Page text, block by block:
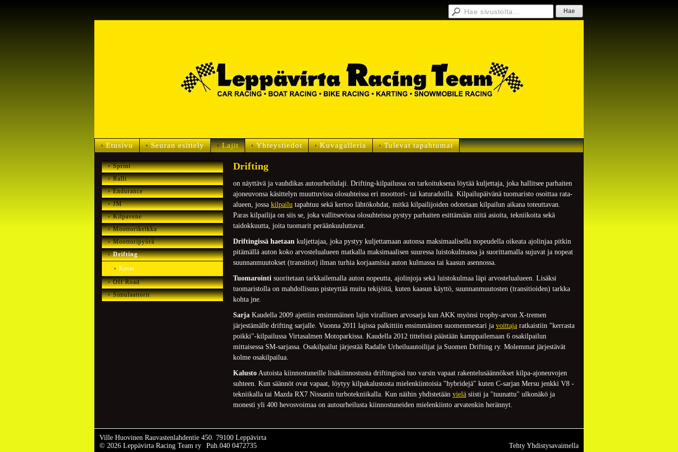
Etusivu Seuran esittely Lajit Yhteystiedot Kuvagalleria Tulevat tapahtumat
Drifting
on näyttävä ja vauhdikas autourheilulaji. Drifting-kilpailussa on tarkoituksena löytää kuljettaja, joka hallitsee parhaiten
ajoneuvonsa käsittelyn muuttuvissa olosuhteissa eri moottori- tai katuradoilla. Kilpailupäivänä tuomaristo osoittaa rata-
alueen, jossa kilpailu tapahtuu sekä kertoo lähtökohdat, mitkä kilpailijoiden odotetaan kilpailun aikana toteuttavan.
Paras kilpailija on siis se, joka vallitsevissa olosuhteissa pystyy parhaiten esittämään niitä asioita, tekniikoita sekä
taidokkuutta, joita tuomarit peräänkuuluttavat.
Driftingissä haetaan kuljettajaa, joka pystyy kuljettamaan autonsa maksimaalisella nopeudella oikeata ajolinjaa pitkin
pitämällä auton koko arvostelualueen matkalla maksimaalisen suuressa luistokulmassa ja suorittamalla sujuvat ja nopeat
suunnanmuutokset (transitiot) ilman turhia korjaamisia auton kulmassa tai kaasun asennossa.
Tuomarointi suoritetaan tarkkailemalla auton nopeutta, ajolinjoja sekä luistokulmaa läpi arvostelualueen. Lisäksi
tuomaristolla on mahdollisuus pisteyttää muita tekijöitä, kuten kaasun käyttö, suunnanmuutosten (transitioiden) tarkka
kohta jne.
Sarja Kaudella 2009 ajettiin ensimmäinen lajin virallinen arvosarja kun AKK myönsi trophy-arvon X-tremen
järjestämälle drifting sarjalle. Vuonna 2011 lajissa palkittiin ensimmäinen suomenmestari ja voittaja ratkaistiin "kerrasta
poikki"-kilpailussa Virtasalmen Motoparkissa. Kaudella 2012 tittelistä päästään kamppailemaan 6 osakilpailun
mittaisessa SM-sarjassa. Osakilpailut järjestää Radalle Urheiluautoilijat ja Suomen Drifting ry. Molemmat järjestävät
kolme osakilpailua.
Kalusto Autoista kiinnostuneille lisäkiinnostusta driftingissä tuo varsin vapaat rakentelusäännökset kilpa-ajoneuvojen
suhteen. Kun säännöt ovat vapaat, löytyy kilpakalustosta mielenkiintoisia "hybridejä" kuten C-sarjan Mersu jenkki V8 -
tekniikalla tai Mazda RX7 Nissanin turbotekniikalla. Kun näihin yhdistetään vielä siisti ja "tuunattu" ulkonäkö ja
monesti yli 400 hevosvoimaa on autourheilusta kiinnostuneiden mielenkiinto arvatenkin herännyt.
Sprint
Ralli
Endurance
JM
Kilpavene
Moottorikelkka
Moottoripyörä
Drifting
Kuvia
Off Road
Simulaattorit
Ville Huovinen Rauvastenlahdentie 450. 79100 Leppävirta
Tehty Yhdistysavaimella
© 2026 Leppävirta Racing Team ry Puh.040 0472735